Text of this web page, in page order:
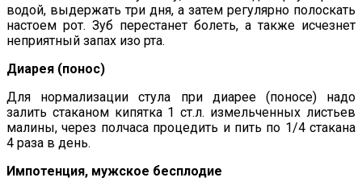
водой, выдержать три дня, а затем регулярно полоскать
настоем рот. Зуб перестанет болеть, а также исчезнет
неприятный запах изо рта.
Диарея (понос)
Для нормализации стула при диарее (поносе) надо
залить стаканом кипятка 1 ст.л. измельченных листьев
малины, через полчаса процедить и пить по 1/4 стакана
4 раза в день.
Импотенция, мужское бесплодие